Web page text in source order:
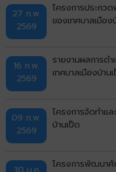
27 ก.พ.
2569
โครงการประกว
ของเทศบาลเมือ
16 ก.พ.
2569
รายงานผลการด
เทศบาลเมืองบ้าน
09 ก.พ.
2569
โครงการจัดทำแ
บ้านเป็ด
โครงการพัฒนาศั